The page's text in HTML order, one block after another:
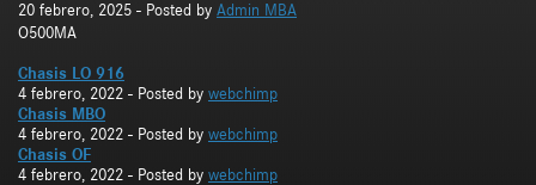
20 febrero, 2025 - Posted by Admin MBA
O500MA
Chasis LO 916
4 febrero, 2022 - Posted by webchimp
Chasis MBO
4 febrero, 2022 - Posted by webchimp
Chasis OF
4 febrero, 2022 - Posted by webchimp